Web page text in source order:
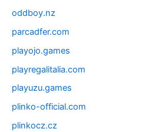
oddboy.nz
parcadfer.com
playojo.games
playregalitalia.com
playuzu.games
plinko-official.com
plinkocz.cz